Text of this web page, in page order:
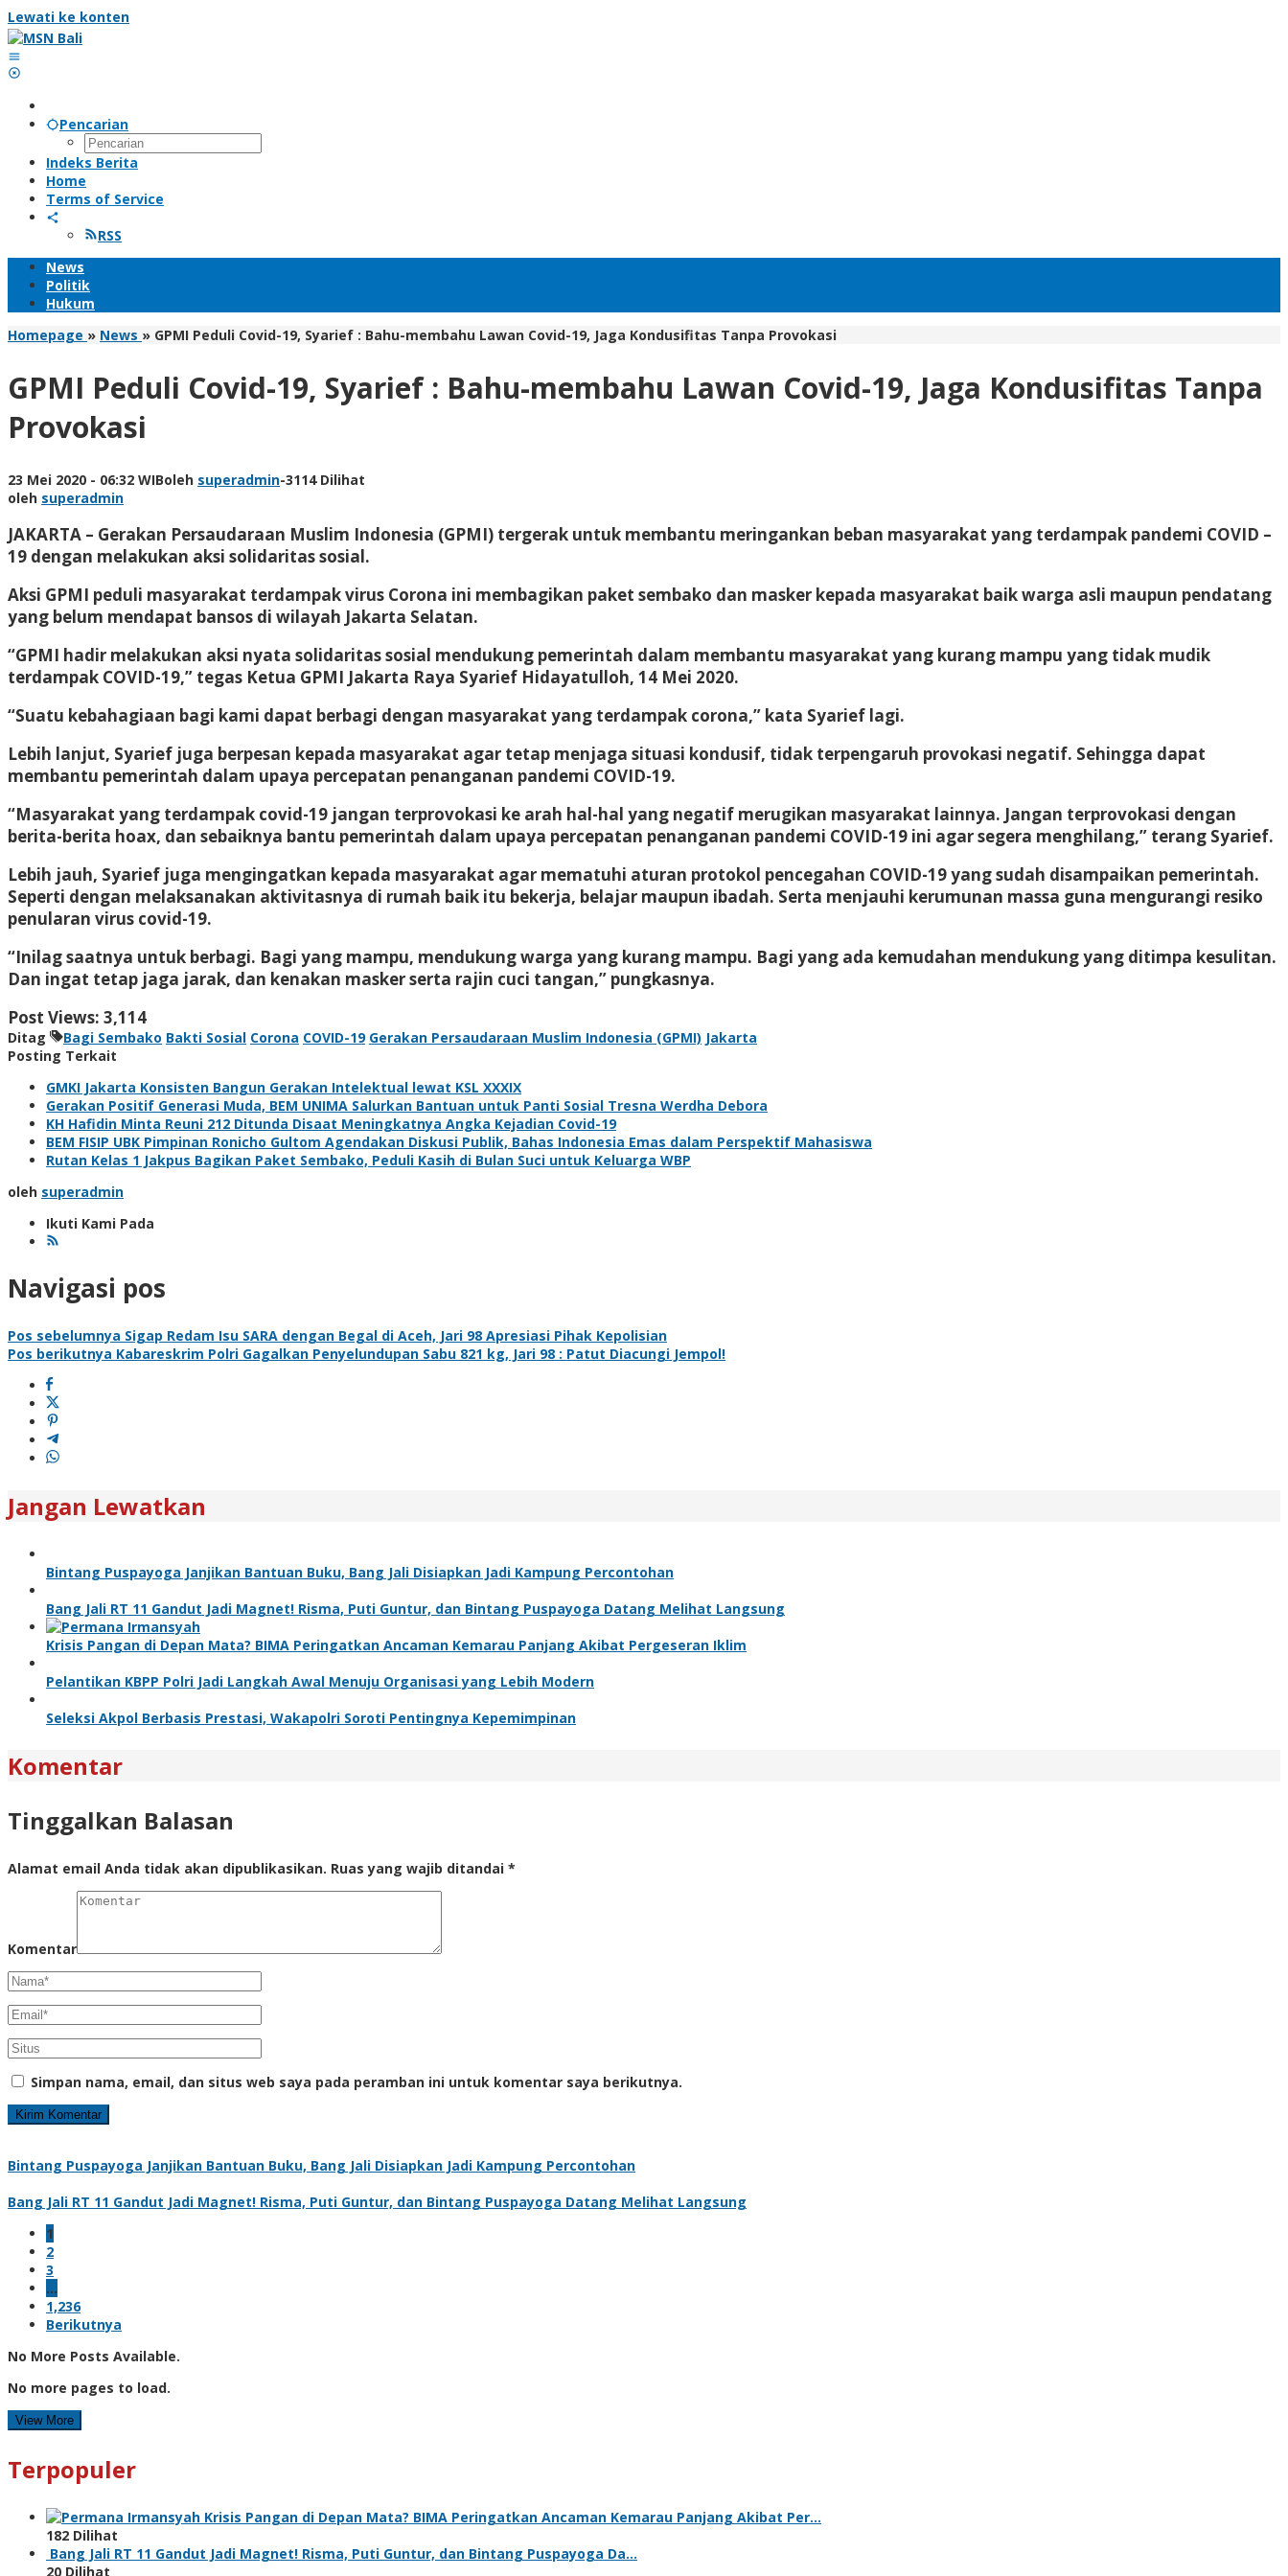
Lewati ke konten
Pencarian
Indeks Berita
Home
Terms of Service
RSS
News
Politik
Hukum
Homepage » News » GPMI Peduli Covid-19, Syarief : Bahu-membahu Lawan Covid-19, Jaga Kondusifitas Tanpa Provokasi
GPMI Peduli Covid-19, Syarief : Bahu-membahu Lawan Covid-19, Jaga Kondusifitas Tanpa
Provokasi
23 Mei 2020 - 06:32 WIBoleh superadmin-3114 Dilihat
oleh superadmin
JAKARTA – Gerakan Persaudaraan Muslim Indonesia (GPMI) tergerak untuk membantu meringankan beban masyarakat yang terdampak pandemi COVID –
19 dengan melakukan aksi solidaritas sosial.
Aksi GPMI peduli masyarakat terdampak virus Corona ini membagikan paket sembako dan masker kepada masyarakat baik warga asli maupun pendatang
yang belum mendapat bansos di wilayah Jakarta Selatan.
“GPMI hadir melakukan aksi nyata solidaritas sosial mendukung pemerintah dalam membantu masyarakat yang kurang mampu yang tidak mudik
terdampak COVID-19,” tegas Ketua GPMI Jakarta Raya Syarief Hidayatulloh, 14 Mei 2020.
“Suatu kebahagiaan bagi kami dapat berbagi dengan masyarakat yang terdampak corona,” kata Syarief lagi.
Lebih lanjut, Syarief juga berpesan kepada masyarakat agar tetap menjaga situasi kondusif, tidak terpengaruh provokasi negatif. Sehingga dapat
membantu pemerintah dalam upaya percepatan penanganan pandemi COVID-19.
“Masyarakat yang terdampak covid-19 jangan terprovokasi ke arah hal-hal yang negatif merugikan masyarakat lainnya. Jangan terprovokasi dengan
berita-berita hoax, dan sebaiknya bantu pemerintah dalam upaya percepatan penanganan pandemi COVID-19 ini agar segera menghilang,” terang Syarief.
Lebih jauh, Syarief juga mengingatkan kepada masyarakat agar mematuhi aturan protokol pencegahan COVID-19 yang sudah disampaikan pemerintah.
Seperti dengan melaksanakan aktivitasnya di rumah baik itu bekerja, belajar maupun ibadah. Serta menjauhi kerumunan massa guna mengurangi resiko
penularan virus covid-19.
“Inilag saatnya untuk berbagi. Bagi yang mampu, mendukung warga yang kurang mampu. Bagi yang ada kemudahan mendukung yang ditimpa kesulitan.
Dan ingat tetap jaga jarak, dan kenakan masker serta rajin cuci tangan,” pungkasnya.
Post Views: 3,114
Ditag Bagi Sembako Bakti Sosial Corona COVID-19 Gerakan Persaudaraan Muslim Indonesia (GPMI) Jakarta
Posting Terkait
GMKI Jakarta Konsisten Bangun Gerakan Intelektual lewat KSL XXXIX
Gerakan Positif Generasi Muda, BEM UNIMA Salurkan Bantuan untuk Panti Sosial Tresna Werdha Debora
KH Hafidin Minta Reuni 212 Ditunda Disaat Meningkatnya Angka Kejadian Covid-19
BEM FISIP UBK Pimpinan Ronicho Gultom Agendakan Diskusi Publik, Bahas Indonesia Emas dalam Perspektif Mahasiswa
Rutan Kelas 1 Jakpus Bagikan Paket Sembako, Peduli Kasih di Bulan Suci untuk Keluarga WBP
oleh superadmin
Ikuti Kami Pada
Navigasi pos
Pos sebelumnya Sigap Redam Isu SARA dengan Begal di Aceh, Jari 98 Apresiasi Pihak Kepolisian
Pos berikutnya Kabareskrim Polri Gagalkan Penyelundupan Sabu 821 kg, Jari 98 : Patut Diacungi Jempol!
Jangan Lewatkan
Bintang Puspayoga Janjikan Bantuan Buku, Bang Jali Disiapkan Jadi Kampung Percontohan
Bang Jali RT 11 Gandut Jadi Magnet! Risma, Puti Guntur, dan Bintang Puspayoga Datang Melihat Langsung
Krisis Pangan di Depan Mata? BIMA Peringatkan Ancaman Kemarau Panjang Akibat Pergeseran Iklim
Pelantikan KBPP Polri Jadi Langkah Awal Menuju Organisasi yang Lebih Modern
Seleksi Akpol Berbasis Prestasi, Wakapolri Soroti Pentingnya Kepemimpinan
Komentar
Tinggalkan Balasan
Alamat email Anda tidak akan dipublikasikan. Ruas yang wajib ditandai *
Komentar
Simpan nama, email, dan situs web saya pada peramban ini untuk komentar saya berikutnya.
Bintang Puspayoga Janjikan Bantuan Buku, Bang Jali Disiapkan Jadi Kampung Percontohan
Bang Jali RT 11 Gandut Jadi Magnet! Risma, Puti Guntur, dan Bintang Puspayoga Datang Melihat Langsung
1
2
3
…
1,236
Berikutnya
No More Posts Available.
No more pages to load.
View More
Terpopuler
Krisis Pangan di Depan Mata? BIMA Peringatkan Ancaman Kemarau Panjang Akibat Per…
182 Dilihat
Bang Jali RT 11 Gandut Jadi Magnet! Risma, Puti Guntur, dan Bintang Puspayoga Da…
20 Dilihat